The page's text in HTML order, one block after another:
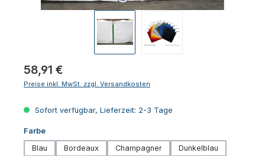
Regulärer Preis:
58,91 €
Preise inkl. MwSt. zzgl. Versandkosten
Sofort verfügbar, Lieferzeit: 2-3 Tage
Farbeauswählen
Blau
Bordeaux Champagner
Dunkelblau